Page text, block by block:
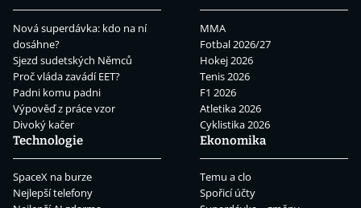
Nová superdávka: kdo na ní
dosáhne?
Sjezd sudetských Němců
Proč vláda zavádí EET?
Padni komu padni
Výpověď z práce vzor
Divoký kačer
MMA
Fotbal 2026/27
Hokej 2026
Tenis 2026
F1 2026
Atletika 2026
Cyklistika 2026
Technologie
SpaceX na burze
Nejlepší telefony
Ekonomika
Temu a clo
Spořicí účty